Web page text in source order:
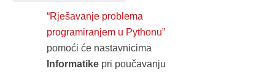
“Rješavanje problema
programiranjem u Pythonu”
pomoći će nastavnicima
Informatike pri poučavanju